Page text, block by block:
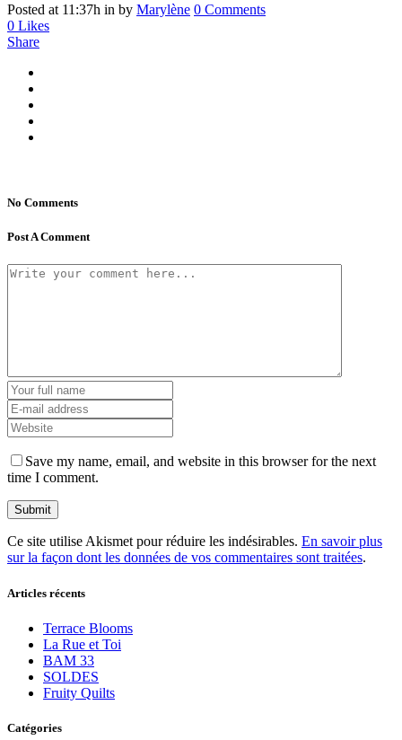
Posted at 11:37h in by Marylène 0 Comments
0 Likes
Share
No Comments
Post A Comment
Save my name, email, and website in this browser for the next
time I comment.
Ce site utilise Akismet pour réduire les indésirables. En savoir plus
sur la façon dont les données de vos commentaires sont traitées.
Articles récents
Terrace Blooms
La Rue et Toi
BAM 33
SOLDES
Fruity Quilts
Catégories